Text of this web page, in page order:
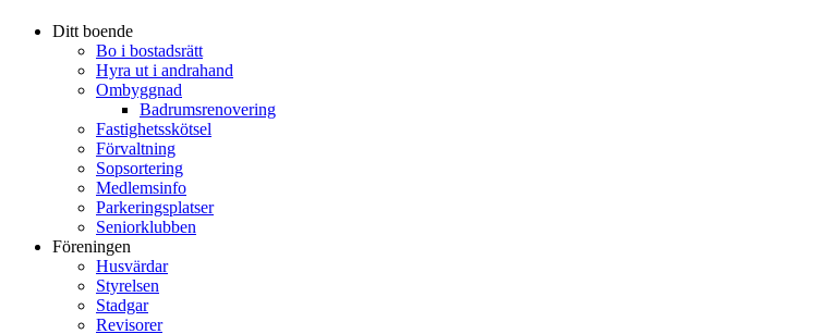
Ditt boende
Bo i bostadsrätt
Hyra ut i andrahand
Ombyggnad
Badrumsrenovering
Fastighetsskötsel
Förvaltning
Sopsortering
Medlemsinfo
Parkeringsplatser
Seniorklubben
Föreningen
Husvärdar
Styrelsen
Stadgar
Revisorer